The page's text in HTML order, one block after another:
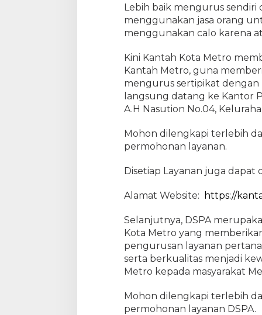
u
s
e
t
i
p
k
a
Lebih baik mengurus
menggunakan jasa orang
menggunakan calo karena
Kini Kantah Kota Metro
Kantah Metro, guna
mengurus sertipikat
langsung datang ke Kantor
A.H Nasution No.04,
Mohon dilengkapi terlebih
permohonan layanan.
Disetiap Layanan juga dapat
Alamat Website: https://
Selanjutnya, DSPA
Kota Metro yang
pengurusan layanan
serta berkualitas menjadi
Metro kepada masyarakat
Mohon dilengkapi terlebih
permohonan layanan DSPA.